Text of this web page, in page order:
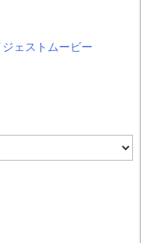
ェストムービー